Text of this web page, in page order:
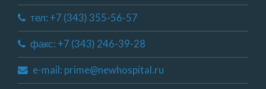
тел: +7 (343) 355-56-57
факс: +7 (343) 246-39-28
e-mail: prime@newhospital.ru